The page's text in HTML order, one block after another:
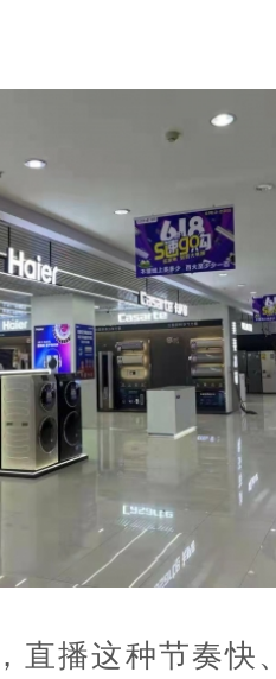
播这种节奏快